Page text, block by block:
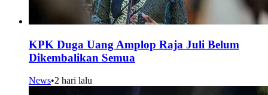
KPK Duga Uang Amplop Raja Juli Belum
Dikembalikan Semua
News•2 hari lalu